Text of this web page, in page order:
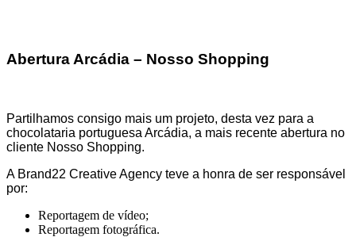
Abertura Arcádia – Nosso Shopping
Partilhamos consigo mais um projeto, desta vez para a
chocolataria portuguesa Arcádia, a mais recente abertura no
cliente Nosso Shopping.
A Brand22 Creative Agency teve a honra de ser responsável
por:
Reportagem de vídeo;
Reportagem fotográfica.